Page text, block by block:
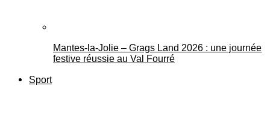
Mantes-la-Jolie – Grags Land 2026 : une journée
festive réussie au Val Fourré
Sport